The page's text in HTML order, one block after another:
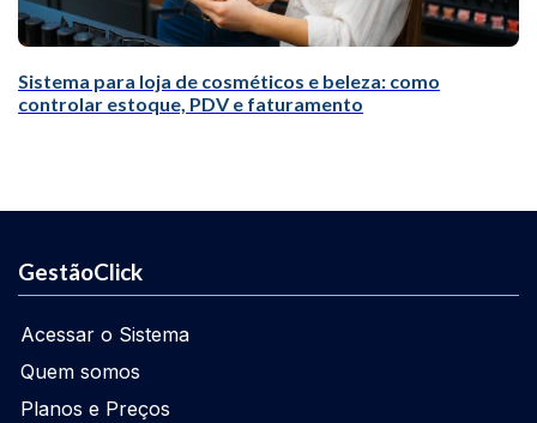
Sistema para loja de cosméticos e beleza: como
controlar estoque, PDV e faturamento
GestãoClick
Acessar o Sistema
Quem somos
Planos e Preços